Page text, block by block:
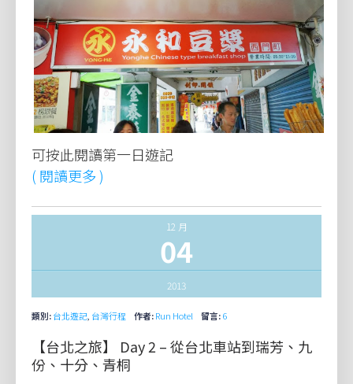
可按此閱讀第一日遊記
( 閱讀更多 )
12 月
04
2013
類別:台北遊記 台灣行程 作者:Run Hotel 留言:6
【台北之旅】 Day 2 – 從台北車站到瑞芳、九
份、十分、青桐